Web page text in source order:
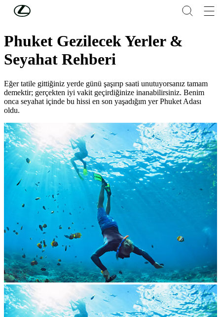
Skip to Main Content
Lifestyle
Phuket Gezilecek Yerler &
Seyahat Rehberi
Eğer tatile gittiğiniz yerde günü şaşırıp saati unutuyorsanız tamam
demektir; gerçekten iyi vakit geçirdiğinize inanabilirsiniz. Benim
onca seyahat içinde bu hissi en son yaşadığım yer Phuket Adası
oldu.